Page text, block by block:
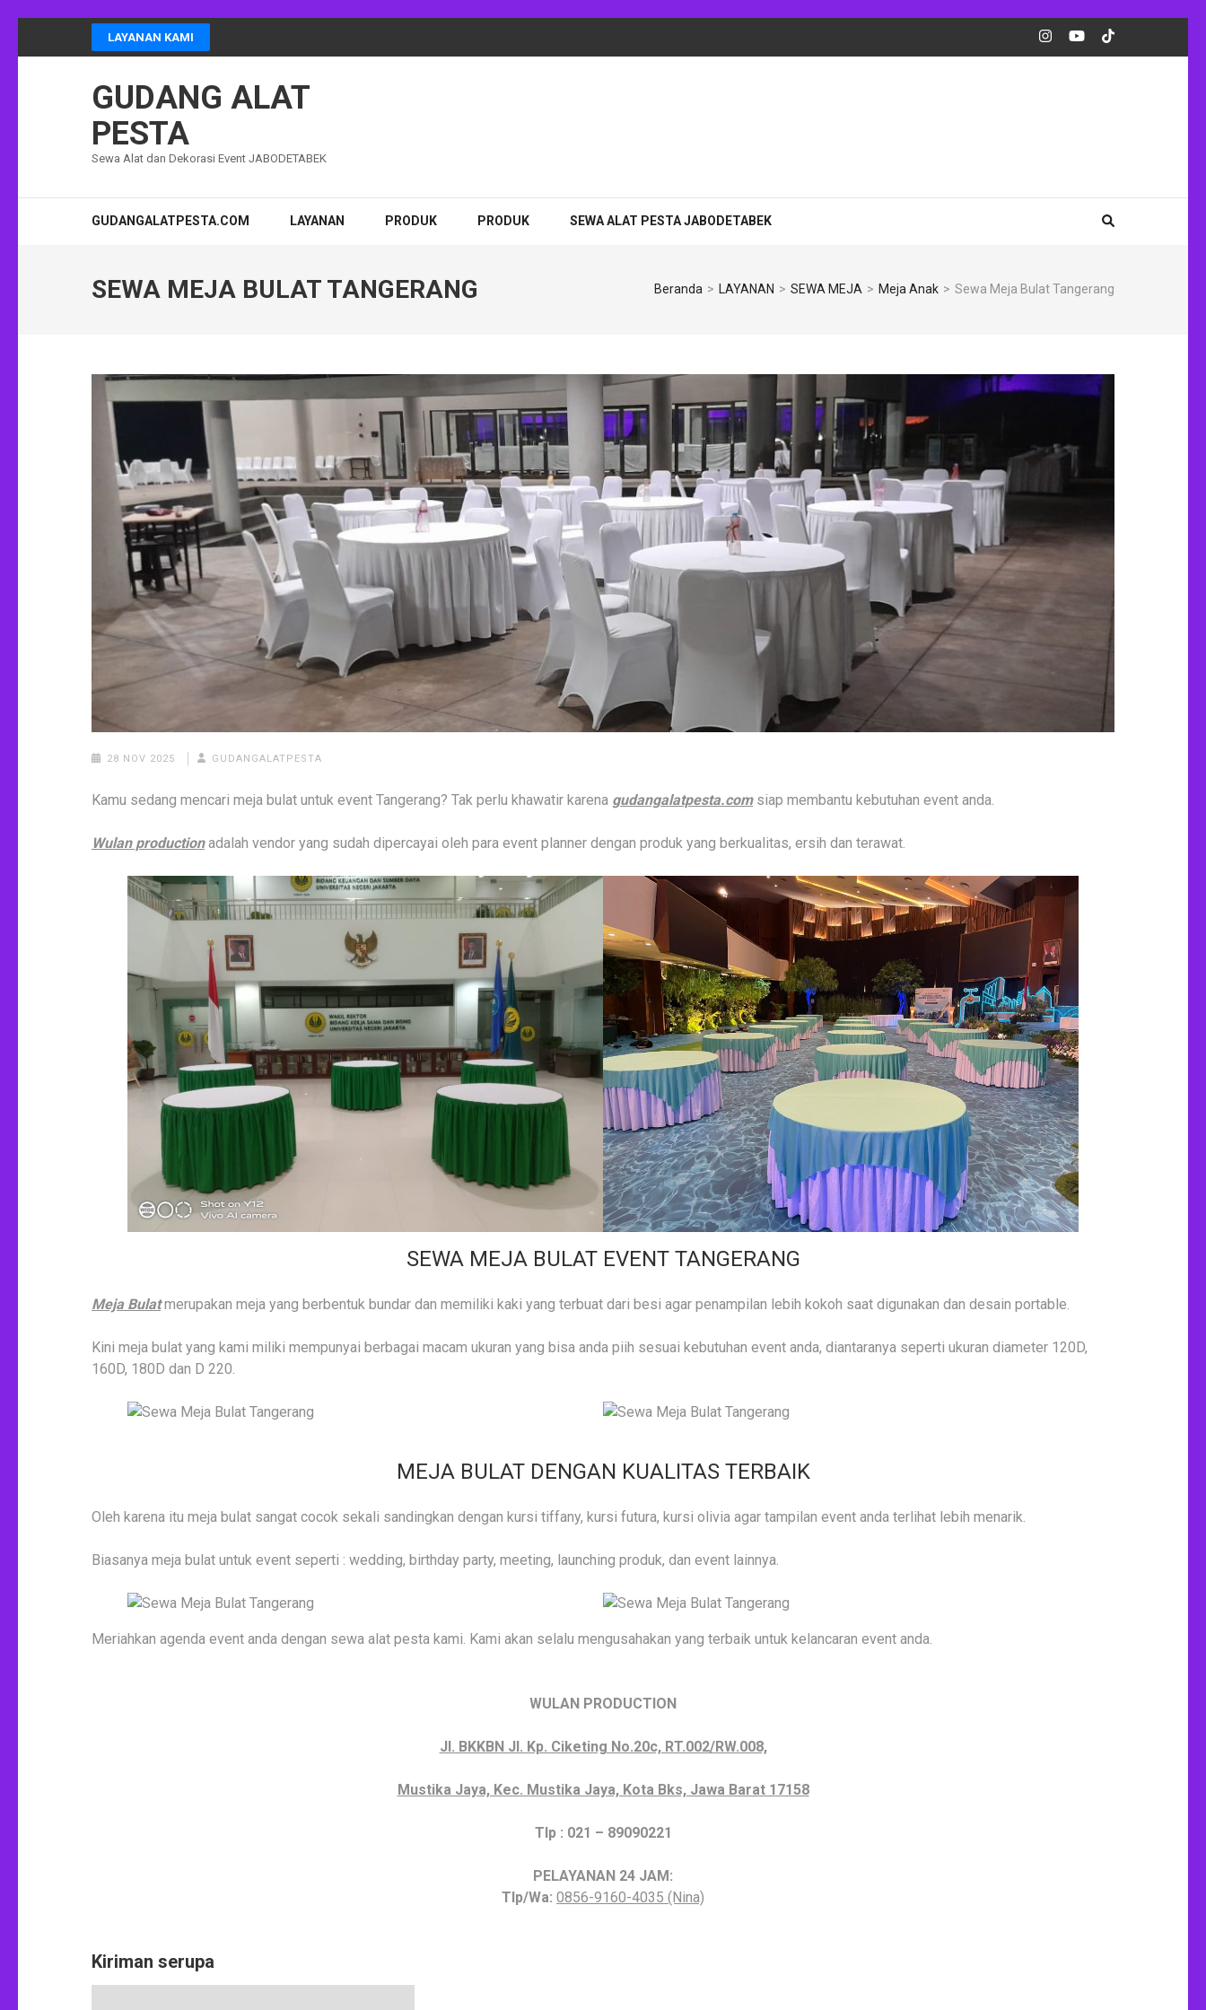
LAYANAN KAMI
GUDANG ALAT
PESTA
Sewa Alat dan Dekorasi Event JABODETABEK
GUDANGALATPESTA.COM LAYANAN PRODUK PRODUK SEWA ALAT PESTA JABODETABEK
SEWA MEJA BULAT TANGERANG Beranda > LAYANAN > SEWA MEJA > Meja Anak > Sewa Meja Bulat Tangerang
28 NOV 2025 GUDANGALATPESTA
Kamu sedang mencari meja bulat untuk event Tangerang? Tak perlu khawatir karena gudangalatpesta.comsiap membantu kebutuhan event anda.
Wulan productionadalah vendor yang sudah dipercayai oleh para event planner dengan produk yang berkualitas, ersih dan terawat.
SEWA MEJA BULAT EVENT TANGERANG
Meja Bulatmerupakan meja yang berbentuk bundar dan memiliki kaki yang terbuat dari besi agar penampilan lebih kokoh saat digunakan dan desain portable.
Kini meja bulat yang kami miliki mempunyai berbagai macam ukuran yang bisa anda piih sesuai kebutuhan event anda, diantaranya seperti ukuran diameter 120D,
160D, 180D dan D 220.
MEJA BULAT DENGAN KUALITAS TERBAIK
Oleh karena itu meja bulat sangat cocok sekali sandingkan dengan kursi tiffany, kursi futura, kursi olivia agar tampilan event anda terlihat lebih menarik.
Biasanya meja bulat untuk event seperti : wedding, birthday party, meeting, launching produk, dan event lainnya.
Meriahkan agenda event anda dengan sewa alat pesta kami. Kami akan selalu mengusahakan yang terbaik untuk kelancaran event anda.
WULAN PRODUCTION
Jl. BKKBN Jl. Kp. Ciketing No.20c, RT.002/RW.008,
Mustika Jaya, Kec. Mustika Jaya, Kota Bks, Jawa Barat 17158
Tlp : 021 – 89090221
PELAYANAN 24 JAM:
Tlp/Wa: 0856-9160-4035 (Nina)
Kiriman serupa